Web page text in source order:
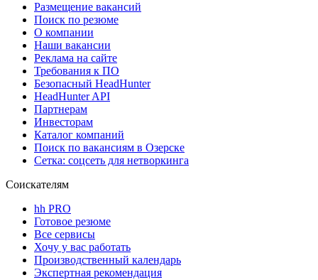
Размещение вакансий
Поиск по резюме
О компании
Наши вакансии
Реклама на сайте
Требования к ПО
Безопасный HeadHunter
HeadHunter API
Партнерам
Инвесторам
Каталог компаний
Поиск по вакансиям в Озерске
Сетка: соцсеть для нетворкинга
Соискателям
hh PRO
Готовое резюме
Все сервисы
Хочу у вас работать
Производственный календарь
Экспертная рекомендация